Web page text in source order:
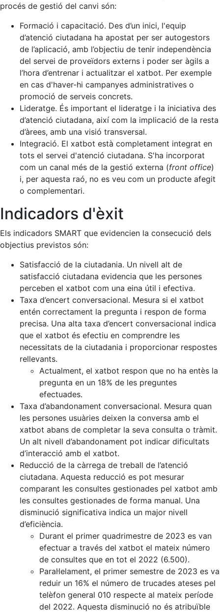
procés de gestió del canvi són:
Formació i capacitació. Des d’un inici, l'equip
d’atenció ciutadana ha apostat per ser autogestors
de l’aplicació, amb l’objectiu de tenir independència
del servei de proveïdors externs i poder ser àgils a
l’hora d’entrenar i actualitzar el xatbot. Per exemple
en cas d'haver-hi campanyes administratives o
promoció de serveis concrets.
Lideratge. És important el lideratge i la iniciativa des
d’atenció ciutadana, així com la implicació de la resta
d’àrees, amb una visió transversal.
Integració. El xatbot està completament integrat en
tots el servei d'atenció ciutadana. S'ha incorporat
com un canal més de la gestió externa (front office)
i, per aquesta raó, no es veu com un producte afegit
o complementari.
Indicadors d'èxit
Els indicadors SMART que evidencien la consecució dels
objectius previstos són:
Satisfacció de la ciutadania. Un nivell alt de
satisfacció ciutadana evidencia que les persones
perceben el xatbot com una eina útil i efectiva.
Taxa d’encert conversacional. Mesura si el xatbot
entén correctament la pregunta i respon de forma
precisa. Una alta taxa d’encert conversacional indica
que el xatbot és efectiu en comprendre les
necessitats de la ciutadania i proporcionar respostes
rellevants.
Actualment, el xatbot respon que no ha entès la
pregunta en un 18% de les preguntes
efectuades.
Taxa d’abandonament conversacional. Mesura quan
les persones usuàries deixen la conversa amb el
xatbot abans de completar la seva consulta o tràmit.
Un alt nivell d’abandonament pot indicar dificultats
d’interacció amb el xatbot.
Reducció de la càrrega de treball de l’atenció
ciutadana. Aquesta reducció es pot mesurar
comparant les consultes gestionades pel xatbot amb
les consultes gestionades de forma manual. Una
disminució significativa indica un major nivell
d’eficiència.
Durant el primer quadrimestre de 2023 es van
efectuar a través del xatbot el mateix número
de consultes que en tot el 2022 (6.500).
Paral·lelament, el primer semestre de 2023 es va
reduir un 16% el número de trucades ateses pel
telèfon general 010 respecte al mateix període
del 2022. Aquesta disminució no és atribuïble